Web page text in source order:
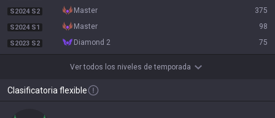
S2024 S2 master 375
S2024 S1 master 98
S2023 S2 diamond 2 75
Ver todos los niveles de temporada
Clasificatoria flexible